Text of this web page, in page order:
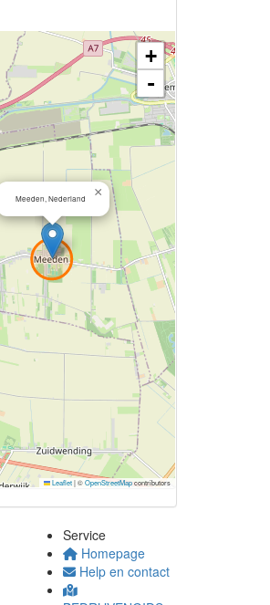
Meeden, Nederland ×
+
-
Leaflet|©OpenStreetMapcontributors
Service
Homepage
Help en contact